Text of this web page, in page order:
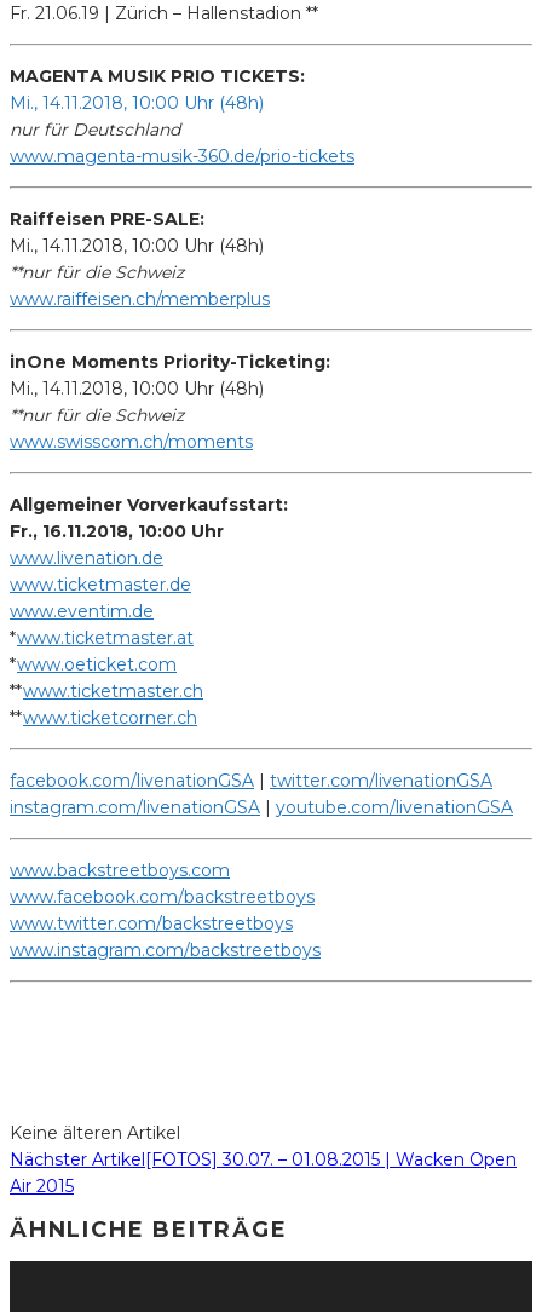
Fr. 21.06.19 | Zürich – Hallenstadion **
MAGENTA MUSIK PRIO TICKETS:
Mi., 14.11.2018, 10:00 Uhr (48h)
nur für Deutschland
www.magenta-musik-360.de/prio-tickets
Raiffeisen PRE-SALE:
Mi., 14.11.2018, 10:00 Uhr (48h)
**nur für die Schweiz
www.raiffeisen.ch/memberplus
inOne Moments Priority-Ticketing:
Mi., 14.11.2018, 10:00 Uhr (48h)
**nur für die Schweiz
www.swisscom.ch/moments
Allgemeiner Vorverkaufsstart:
Fr., 16.11.2018, 10:00 Uhr
www.livenation.de
www.ticketmaster.de
www.eventim.de
*www.ticketmaster.at
*www.oeticket.com
**www.ticketmaster.ch
**www.ticketcorner.ch
facebook.com/livenationGSA | twitter.com/livenationGSA
instagram.com/livenationGSA | youtube.com/livenationGSA
www.backstreetboys.com
www.facebook.com/backstreetboys
www.twitter.com/backstreetboys
www.instagram.com/backstreetboys
Keine älteren Artikel
Nächster Artikel[FOTOS] 30.07. – 01.08.2015 | Wacken Open
Air 2015
ÄHNLICHE BEITRÄGE